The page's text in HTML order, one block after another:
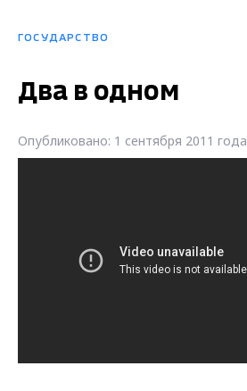
ГОСУДАРСТВО
Два в одном
Опубликовано: 1 сентября 2011 года